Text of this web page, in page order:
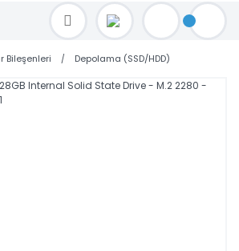
İÇİN satis@toptanbilgisayar.net MAİL ATINIZ.
AYNI GÜN KARGO İLE GÖNDERİYORUZ!
Bileşenleri Depolama (SSD/HDD)